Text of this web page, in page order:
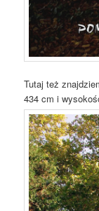
Tutaj też
434 cm i